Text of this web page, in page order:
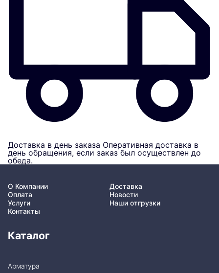
Доставка в день заказа Оперативная доставка в
день обращения, если заказ был осуществлен до
обеда.
О Компании
Доставка
Оплата
Новости
Услуги
Наши отгрузки
Контакты
Каталог
Арматура